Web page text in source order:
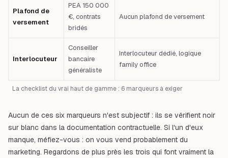
La checklist du vrai haut de gamme : 6 marqueurs à exiger
Plafond de
versement
PEA 150 000
€, contrats
bridés
Aucun plafond de versement
Interlocuteur
Conseiller
bancaire
généraliste
Interlocuteur dédié, logique
family office
Aucun de ces six marqueurs n'est subjectif : ils se vérifient noir
sur blanc dans la documentation contractuelle. Si l'un d'eux
manque, méfiez-vous : on vous vend probablement du
marketing. Regardons de plus près les trois qui font vraiment la